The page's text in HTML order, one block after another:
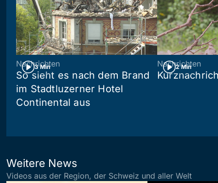
3 Min
Nachrichten
So sieht es nach dem Brand
im Stadtluzerner Hotel
Continental aus
2 Min
Nachrichten
Weitere News
Videos aus der Region, der Schweiz und aller Welt